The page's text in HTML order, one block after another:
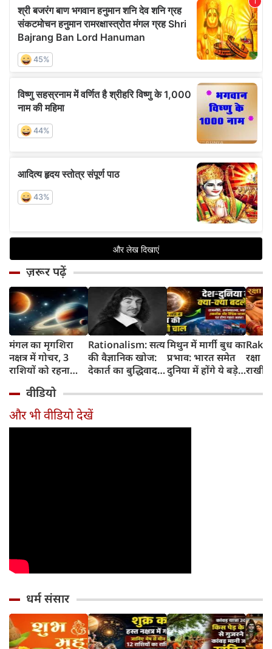
ज़रूर पढ़ें
मंगल का मृगशिरा
नक्षत्र में गोचर, 3
राशियों को रहना
सावधान
Rationalism: सत्य
की वैज्ञानिक खोज:
देकार्त का बुद्धिवाद
का जन्म
मिथुन में मार्गी बुध का
प्रभाव: भारत समेत
दुनिया में होंगे ये बड़े
रक्षा
राखी
वीडियो
और भी वीडियो देखें
धर्म संसार